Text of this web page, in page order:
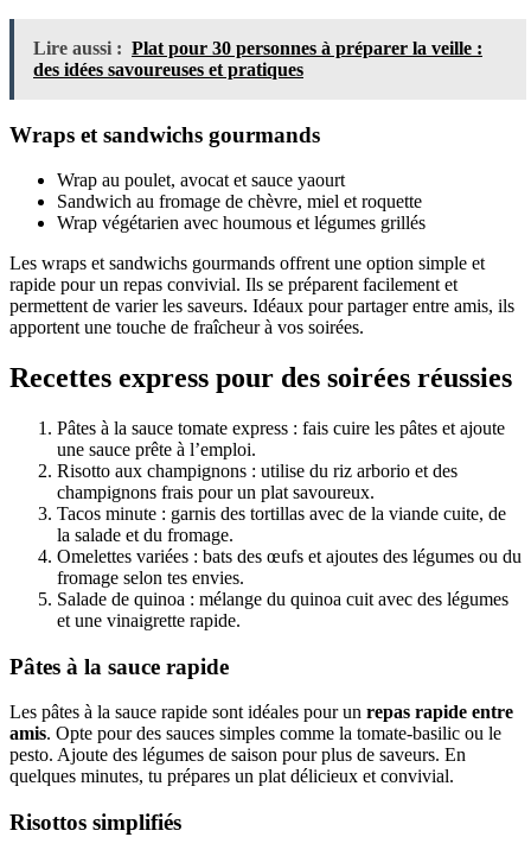
Lire aussi : Plat pour 30 personnes à préparer la veille :
des idées savoureuses et pratiques
Wraps et sandwichs gourmands
Wrap au poulet, avocat et sauce yaourt
Sandwich au fromage de chèvre, miel et roquette
Wrap végétarien avec houmous et légumes grillés
Les wraps et sandwichs gourmands offrent une option simple et
rapide pour un repas convivial. Ils se préparent facilement et
permettent de varier les saveurs. Idéaux pour partager entre amis, ils
apportent une touche de fraîcheur à vos soirées.
Recettes express pour des soirées réussies
Pâtes à la sauce tomate express : fais cuire les pâtes et ajoute
une sauce prête à l’emploi.
Risotto aux champignons : utilise du riz arborio et des
champignons frais pour un plat savoureux.
Tacos minute : garnis des tortillas avec de la viande cuite, de
la salade et du fromage.
Omelettes variées : bats des œufs et ajoutes des légumes ou du
fromage selon tes envies.
Salade de quinoa : mélange du quinoa cuit avec des légumes
et une vinaigrette rapide.
Pâtes à la sauce rapide
Les pâtes à la sauce rapide sont idéales pour un repas rapide entre
amis. Opte pour des sauces simples comme la tomate-basilic ou le
pesto. Ajoute des légumes de saison pour plus de saveurs. En
quelques minutes, tu prépares un plat délicieux et convivial.
Risottos simplifiés